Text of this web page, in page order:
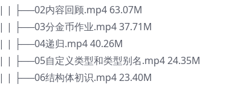
| | ├──02内容回顾.mp4 63.07M
| | ├──03分金币作业.mp4 37.71M
| | ├──04递归.mp4 40.26M
| | ├──05自定义类型和类型别名.mp4 24.35M
| | ├──06结构体初识.mp4 23.40M